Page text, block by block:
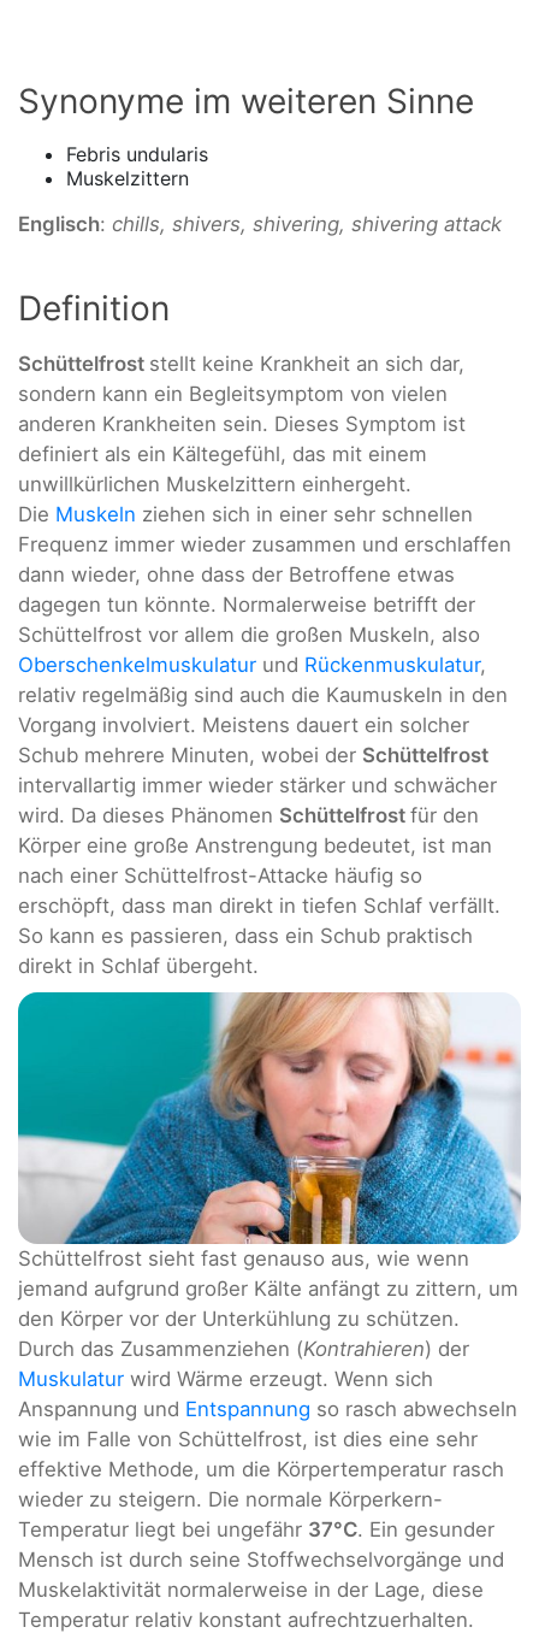
Synonyme im weiteren Sinne
Febris undularis
Muskelzittern
Englisch: chills, shivers, shivering, shivering attack
Definition
Schüttelfrost stellt keine Krankheit an sich dar,
sondern kann ein Begleitsymptom von vielen
anderen Krankheiten sein. Dieses Symptom ist
definiert als ein Kältegefühl, das mit einem
unwillkürlichen Muskelzittern einhergeht.
Die Muskeln ziehen sich in einer sehr schnellen
Frequenz immer wieder zusammen und erschlaffen
dann wieder, ohne dass der Betroffene etwas
dagegen tun könnte. Normalerweise betrifft der
Schüttelfrost vor allem die großen Muskeln, also
Oberschenkelmuskulatur und Rückenmuskulatur,
relativ regelmäßig sind auch die Kaumuskeln in den
Vorgang involviert. Meistens dauert ein solcher
Schub mehrere Minuten, wobei der Schüttelfrost
intervallartig immer wieder stärker und schwächer
wird. Da dieses Phänomen Schüttelfrost für den
Körper eine große Anstrengung bedeutet, ist man
nach einer Schüttelfrost-Attacke häufig so
erschöpft, dass man direkt in tiefen Schlaf verfällt.
So kann es passieren, dass ein Schub praktisch
direkt in Schlaf übergeht.
Schüttelfrost sieht fast genauso aus, wie wenn
jemand aufgrund großer Kälte anfängt zu zittern, um
den Körper vor der Unterkühlung zu schützen.
Durch das Zusammenziehen (Kontrahieren) der
Muskulatur wird Wärme erzeugt. Wenn sich
Anspannung und Entspannung so rasch abwechseln
wie im Falle von Schüttelfrost, ist dies eine sehr
effektive Methode, um die Körpertemperatur rasch
wieder zu steigern. Die normale Körperkern-
Temperatur liegt bei ungefähr 37°C. Ein gesunder
Mensch ist durch seine Stoffwechselvorgänge und
Muskelaktivität normalerweise in der Lage, diese
Temperatur relativ konstant aufrechtzuerhalten.